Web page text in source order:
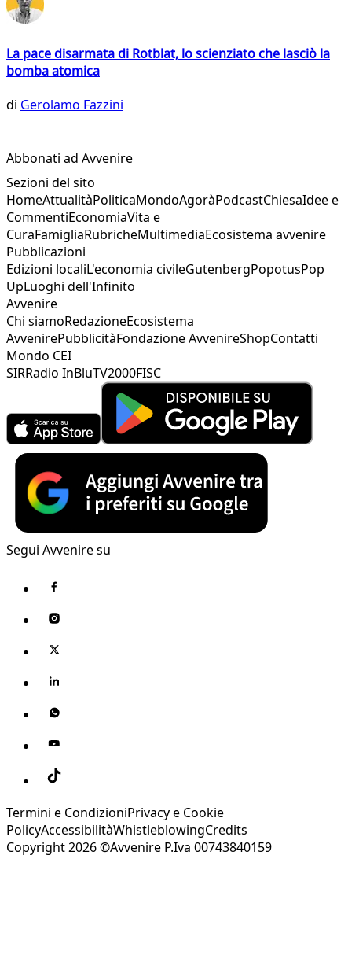
La pace disarmata di Rotblat, lo scienziato che lasciò la
bomba atomica
di Gerolamo Fazzini
Abbonati ad Avvenire
Sezioni del sito
HomeAttualitàPoliticaMondoAgoràPodcastChiesaIdee e
CommentiEconomiaVita e
CuraFamigliaRubricheMultimediaEcosistema avvenire
Pubblicazioni
Edizioni localiL'economia civileGutenbergPopotusPop
UpLuoghi dell'Infinito
Avvenire
Chi siamoRedazioneEcosistema
AvvenirePubblicitàFondazione AvvenireShopContatti
Mondo CEI
SIRRadio InBluTV2000FISC
Segui Avvenire su
Termini e CondizioniPrivacy e Cookie
PolicyAccessibilitàWhistleblowingCredits
Copyright 2026 ©Avvenire P.Iva 00743840159